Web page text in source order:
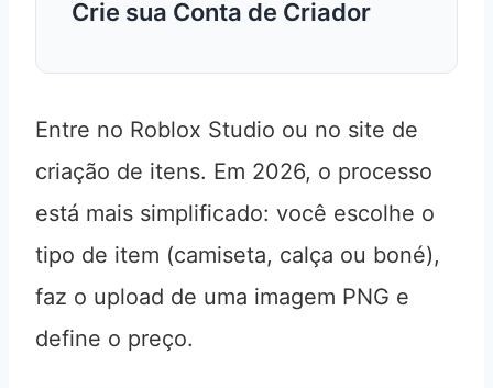
Crie sua Conta de Criador
Entre no Roblox Studio ou no site de
criação de itens. Em 2026, o processo
está mais simplificado: você escolhe o
tipo de item (camiseta, calça ou boné),
faz o upload de uma imagem PNG e
define o preço.